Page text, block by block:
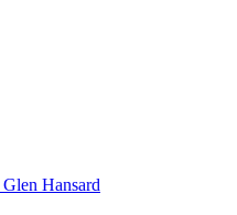
Hansard